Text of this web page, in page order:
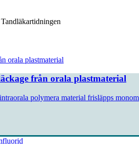
från orala plastmaterial
polymera material frisläpps